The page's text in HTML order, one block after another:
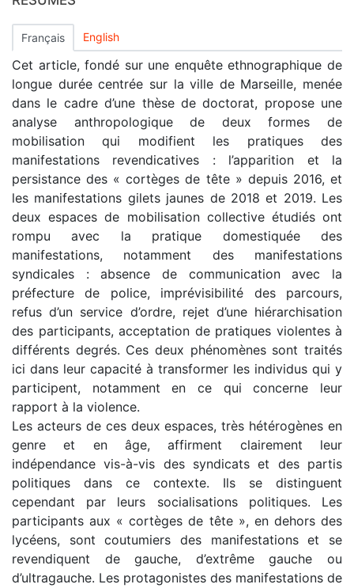
Français English
Cet article, fondé sur une enquête ethnographique de
longue durée centrée sur la ville de Marseille, menée
dans le cadre d’une thèse de doctorat, propose une
analyse anthropologique de deux formes de
mobilisation qui modifient les pratiques des
manifestations revendicatives : l’apparition et la
persistance des « cortèges de tête » depuis 2016, et
les manifestations gilets jaunes de 2018 et 2019. Les
deux espaces de mobilisation collective étudiés ont
rompu avec la pratique domestiquée des
manifestations, notamment des manifestations
syndicales : absence de communication avec la
préfecture de police, imprévisibilité des parcours,
refus d’un service d’ordre, rejet d’une hiérarchisation
des participants, acceptation de pratiques violentes à
différents degrés. Ces deux phénomènes sont traités
ici dans leur capacité à transformer les individus qui y
participent, notamment en ce qui concerne leur
rapport à la violence.
Les acteurs de ces deux espaces, très hétérogènes en
genre et en âge, affirment clairement leur
indépendance vis-à-vis des syndicats et des partis
politiques dans ce contexte. Ils se distinguent
cependant par leurs socialisations politiques. Les
participants aux « cortèges de tête », en dehors des
lycéens, sont coutumiers des manifestations et se
revendiquent de gauche, d’extrême gauche ou
d’ultragauche. Les protagonistes des manifestations de